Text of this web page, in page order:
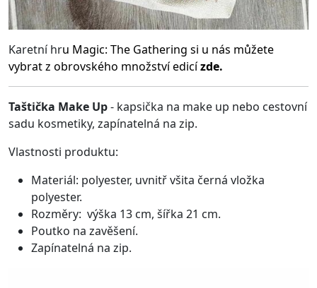
Karetní hru Magic: The Gathering si u nás můžete
vybrat z obrovského množství edicízde.
Taštička Make Up- kapsička na make up nebo cestovní
sadu kosmetiky, zapínatelná na zip.
Vlastnosti produktu:
Materiál: polyester, uvnitř všita černá vložka
polyester.
Rozměry: výška 13 cm, šířka 21 cm.
Poutko na zavěšení.
Zapínatelná na zip.